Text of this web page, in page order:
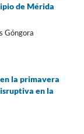
de Mérida
Góngora
la primavera
en la